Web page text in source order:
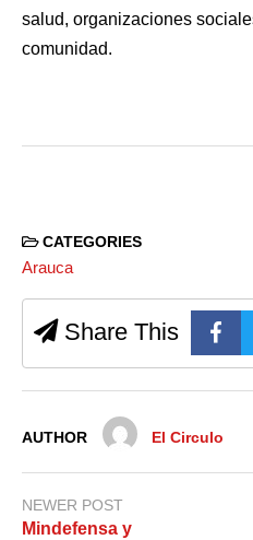
salud, organizaciones
comunidad.
CATEGORIES
Arauca
Share This
AUTHOR El Circulo
NEWER POST
Mindefensa y